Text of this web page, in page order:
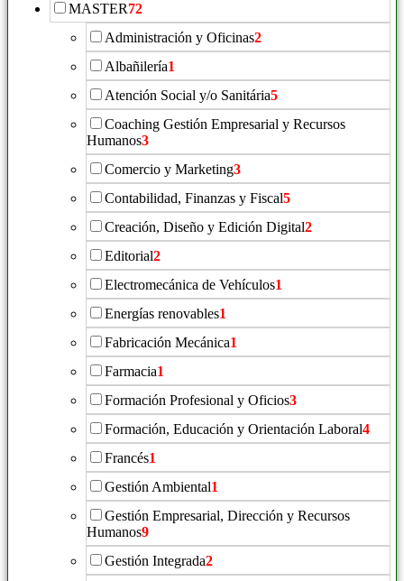
MASTER72
Administración y Oficinas2
Albañilería1
Atención Social y/o Sanitária5
Coaching Gestión Empresarial y Recursos
Humanos3
Comercio y Marketing3
Contabilidad, Finanzas y Fiscal5
Creación, Diseño y Edición Digital2
Editorial2
Electromecánica de Vehículos1
Energías renovables1
Fabricación Mecánica1
Farmacia1
Formación Profesional y Oficios3
Formación, Educación y Orientación Laboral4
Francés1
Gestión Ambiental1
Gestión Empresarial, Dirección y Recursos
Humanos9
Gestión Integrada2